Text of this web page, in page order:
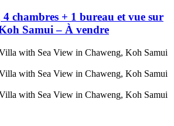
chambres + 1 bureau et vue sur
Samui – À vendre